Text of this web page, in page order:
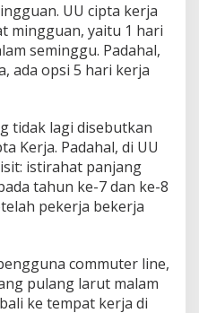
UU cipta kerja
mingguan, yaitu 1 hari
seminggu. Padahal,
ada opsi 5 hari kerja
tidak lagi disebutkan
Kerja. Padahal, di UU
istirahat panjang
tahun ke-7 dan ke-8
pekerja bekerja
commuter line,
pulang larut malam
ke tempat kerja di